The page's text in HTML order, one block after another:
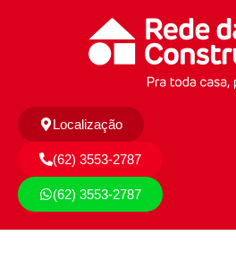
Localização
(62) 3553-2787
(62) 3553-2787